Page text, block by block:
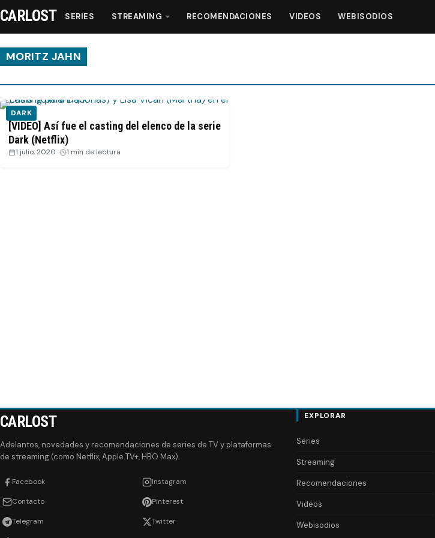
Streaming
Recomendaciones
CARLOST SERIES STREAMING RECOMENDACIONES VIDEOS WEBISODIOS
MORITZ JAHN
DARK
[VIDEO] Así fue el casting del elenco de la serie
Dark (Netflix)
1 julio, 2020 1 min de lectura
CARLOST
Adelantos, novedades y recomendaciones de series de TV y plataformas
de streaming (como Netflix, Apple TV+, HBO Max).
Facebook Instagram
Contacto Pinterest
Telegram Twitter
EXPLORAR
Series
Streaming
Recomendaciones
Videos
Webisodios